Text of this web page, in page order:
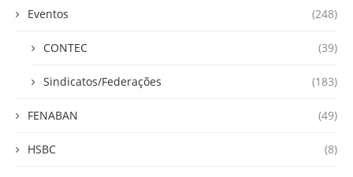
Eventos (248)
CONTEC (39)
Sindicatos/Federações (183)
FENABAN (49)
HSBC (8)